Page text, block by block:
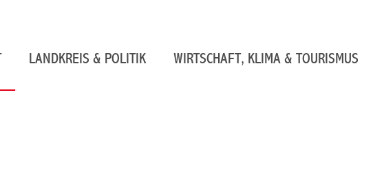
LANDKREIS & POLITIK WIRTSCHAFT, KLIMA & TOURISMUS